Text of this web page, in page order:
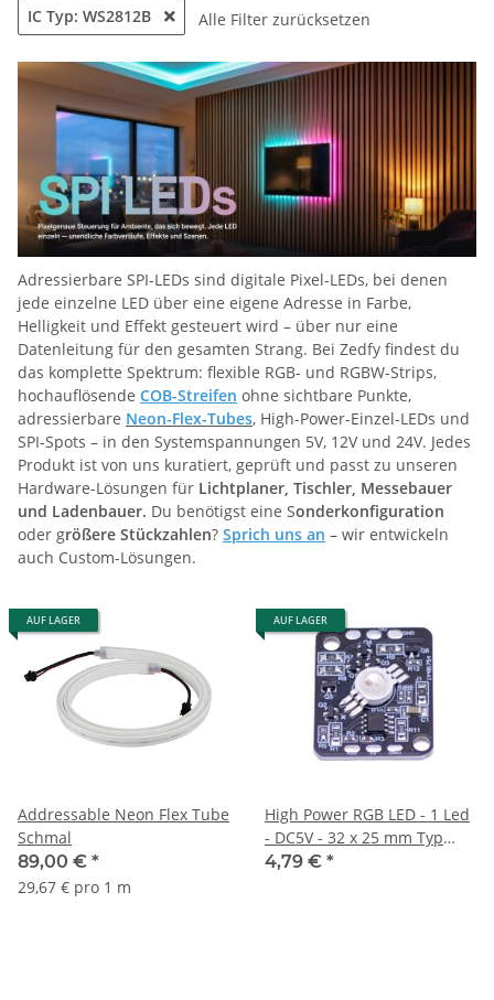
IC Typ: WS2812B Alle Filter zurücksetzen
Adressierbare SPI-LEDs sind digitale Pixel-LEDs, bei denen
jede einzelne LED über eine eigene Adresse in Farbe,
Helligkeit und Effekt gesteuert wird – über nur eine
Datenleitung für den gesamten Strang. Bei Zedfy findest du
das komplette Spektrum: flexible RGB- und RGBW-Strips,
hochauflösende COB-Streifen ohne sichtbare Punkte,
adressierbare Neon-Flex-Tubes, High-Power-Einzel-LEDs und
SPI-Spots – in den Systemspannungen 5V, 12V und 24V. Jedes
Produkt ist von uns kuratiert, geprüft und passt zu unseren
Hardware-Lösungen für Lichtplaner, Tischler, Messebauer
und Ladenbauer. Du benötigst eine Sonderkonfiguration
oder größere Stückzahlen? Sprich uns an – wir entwickeln
auch Custom-Lösungen.
AUF LAGER
Addressable Neon Flex Tube
Schmal
89,00 € *
29,67 € pro 1 m
AUF LAGER
High Power RGB LED - 1 Led
- DC5V - 32 x 25 mm Typ
WS2811 IC Adressierbar
4,79 € *